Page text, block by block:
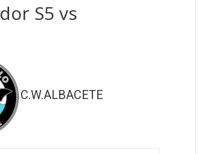
S5 vs
C.W.ALBACETE